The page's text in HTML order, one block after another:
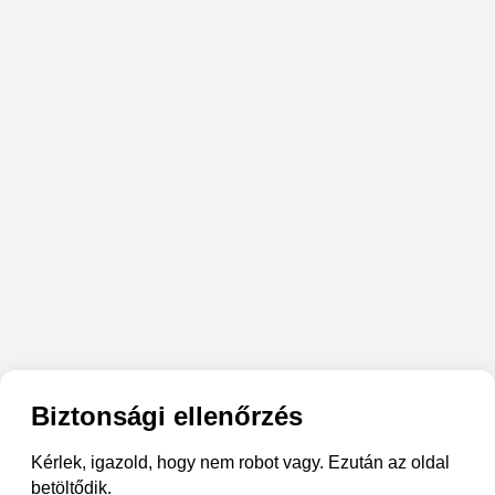
Biztonsági ellenőrzés
Kérlek, igazold, hogy nem robot vagy. Ezután az oldal
betöltődik.